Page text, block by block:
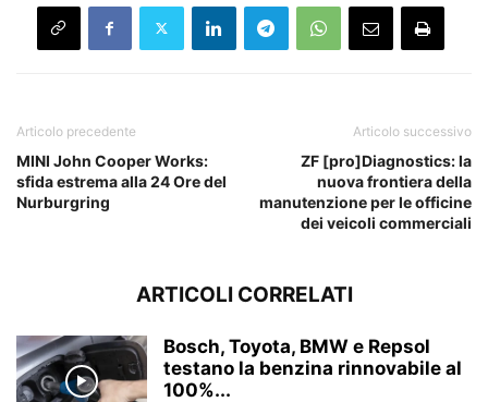
Articolo precedente
MINI John Cooper Works:
sfida estrema alla 24 Ore del
Nurburgring
Articolo successivo
ZF [pro]Diagnostics: la
nuova frontiera della
manutenzione per le officine
dei veicoli commerciali
ARTICOLI CORRELATI
Bosch, Toyota, BMW e Repsol
testano la benzina rinnovabile al
100%...